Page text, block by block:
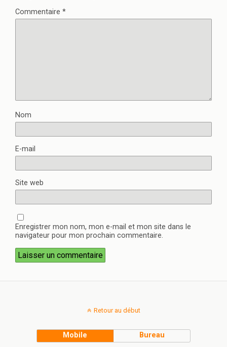
Commentaire *
Nom
E-mail
Site web
Enregistrer mon nom, mon e-mail et mon site dans le
navigateur pour mon prochain commentaire.
Retour au début
Mobile Bureau